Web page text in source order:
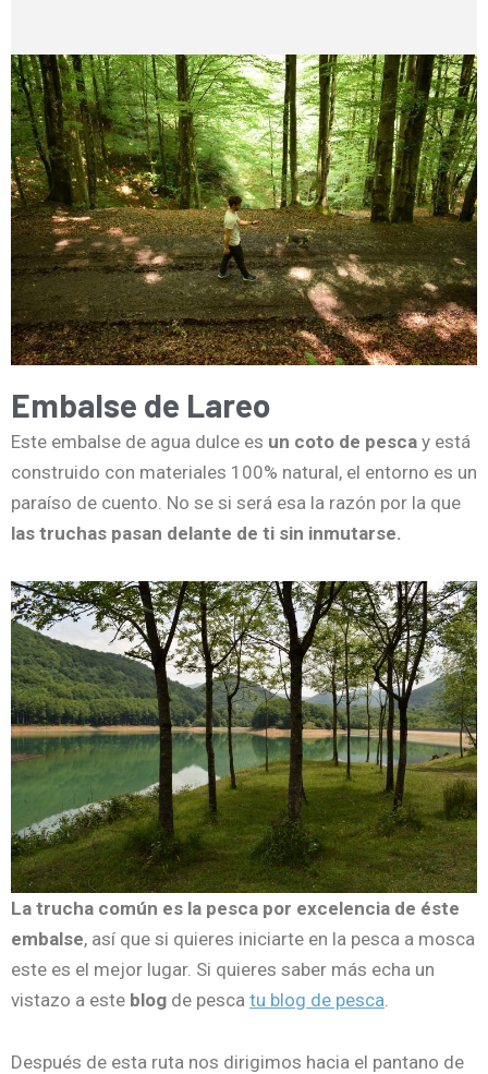
Embalse de Lareo
Este embalse de agua dulce es un coto de pesca y está
construido con materiales 100% natural, el entorno es un
paraíso de cuento. No se si será esa la razón por la que
las truchas pasan delante de ti sin inmutarse.
La trucha común es la pesca por excelencia de éste
embalse, así que si quieres iniciarte en la pesca a mosca
este es el mejor lugar. Si quieres saber más echa un
vistazo a este blog de pesca tu blog de pesca
Después de esta ruta nos dirigimos hacia el pantano de